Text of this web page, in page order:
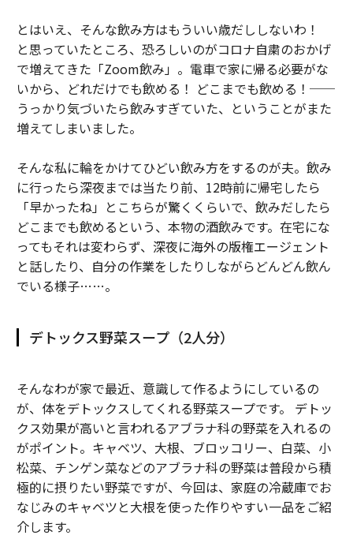
とはいえ、そんな飲み方はもういい歳だししないわ！
と思っていたところ、恐ろしいのがコロナ自粛のおかげ
で増えてきた「Zoom飲み」。電車で家に帰る必要がな
いから、どれだけでも飲める！ どこまでも飲める！──
うっかり気づいたら飲みすぎていた、ということがまた
増えてしまいました。
そんな私に輪をかけてひどい飲み方をするのが夫。飲み
に行ったら深夜までは当たり前、12時前に帰宅したら
「早かったね」とこちらが驚くくらいで、飲みだしたら
どこまでも飲めるという、本物の酒飲みです。在宅にな
ってもそれは変わらず、深夜に海外の版権エージェント
と話したり、自分の作業をしたりしながらどんどん飲ん
でいる様子……。
デトックス野菜スープ（2人分）
そんなわが家で最近、意識して作るようにしているの
が、体をデトックスしてくれる野菜スープです。 デトッ
クス効果が高いと言われるアブラナ科の野菜を入れるの
がポイント。キャベツ、大根、ブロッコリー、白菜、小
松菜、チンゲン菜などのアブラナ科の野菜は普段から積
極的に摂りたい野菜ですが、今回は、家庭の冷蔵庫でお
なじみのキャベツと大根を使った作りやすい一品をご紹
介します。